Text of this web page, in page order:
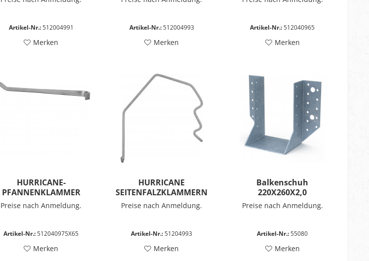
Artikel-Nr.:512004991
Merken
Artikel-Nr.:512004993
Merken
Artikel-Nr.:512040965
Merken
HURRICANE-
PFANNENKLAMMER
Preise nach Anmeldung.
Artikel-Nr.:512040975X65
Merken
HURRICANE
SEITENFALZKLAMMERN
Preise nach Anmeldung.
Artikel-Nr.:51204993
Merken
Balkenschuh
220X260X2,0
Preise nach Anmeldung.
Artikel-Nr.:55080
Merken